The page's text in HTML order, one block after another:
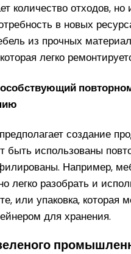
количество отходов, но
в новых
из прочных
легко
создание
быть использованы
Например,
легко разобрать и
или упаковка, которая
для хранения.